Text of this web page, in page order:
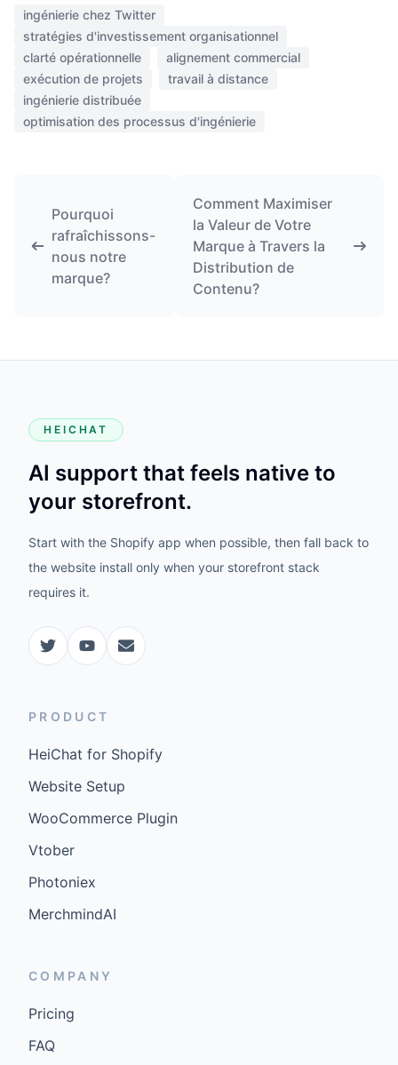
ingénierie chez Twitter
stratégies d'investissement organisationnel
clarté opérationnelle
alignement commercial
exécution de projets
travail à distance
ingénierie distribuée
optimisation des processus d'ingénierie
Pourquoi
rafraîchissons-
nous notre
marque?
Comment Maximiser
la Valeur de Votre
Marque à Travers la
Distribution de
Contenu?
HEICHAT
AI support that feels native to
your storefront.
Start with the Shopify app when possible, then fall back to
the website install only when your storefront stack
requires it.
PRODUCT
HeiChat for Shopify
Website Setup
WooCommerce Plugin
Vtober
Photoniex
MerchmindAI
COMPANY
Pricing
FAQ